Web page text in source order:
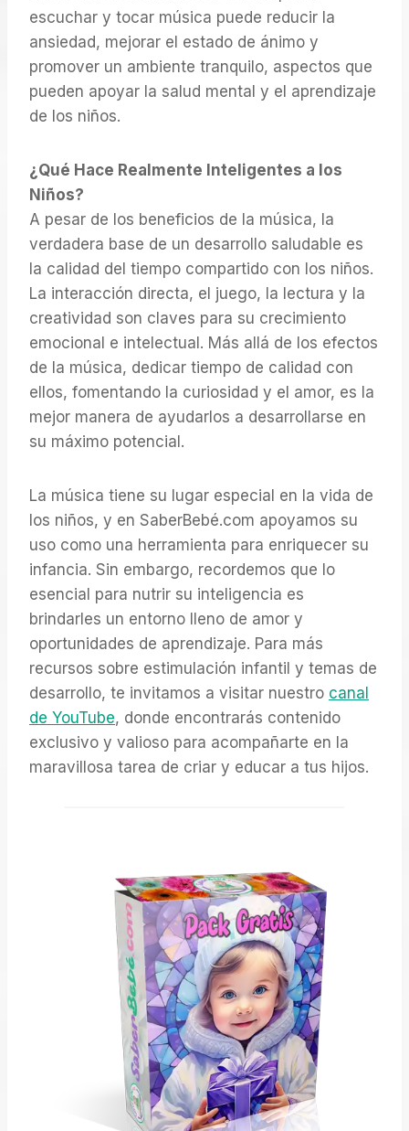
escuchar y tocar música puede reducir la
ansiedad, mejorar el estado de ánimo y
promover un ambiente tranquilo, aspectos que
pueden apoyar la salud mental y el aprendizaje
de los niños.
¿Qué Hace Realmente Inteligentes a los
Niños?
A pesar de los beneficios de la música, la
verdadera base de un desarrollo saludable es
la calidad del tiempo compartido con los niños.
La interacción directa, el juego, la lectura y la
creatividad son claves para su crecimiento
emocional e intelectual. Más allá de los efectos
de la música, dedicar tiempo de calidad con
ellos, fomentando la curiosidad y el amor, es la
mejor manera de ayudarlos a desarrollarse en
su máximo potencial.
La música tiene su lugar especial en la vida de
los niños, y en SaberBebé.com apoyamos su
uso como una herramienta para enriquecer su
infancia. Sin embargo, recordemos que lo
esencial para nutrir su inteligencia es
brindarles un entorno lleno de amor y
oportunidades de aprendizaje. Para más
recursos sobre estimulación infantil y temas de
desarrollo, te invitamos a visitar nuestro canal
de YouTube, donde encontrarás contenido
exclusivo y valioso para acompañarte en la
maravillosa tarea de criar y educar a tus hijos.